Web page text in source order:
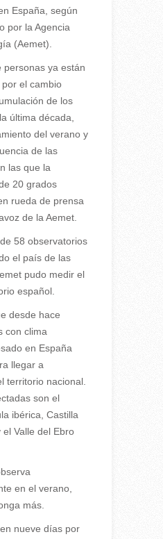
España, según
por la Agencia
(Aemet).
personas ya están
el cambio
de los
última década,
del verano y
de las
las que la
20 grados
rueda de prensa
de la Aemet.
58 observatorios
el país de las
pudo medir el
español.
desde hace
con clima
en España
llegar a
territorio nacional.
son el
ibérica, Castilla
Valle del Ebro
en el verano,
más.
nueve días por